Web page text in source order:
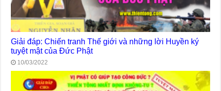
Giải đáp: Chiến tranh Thế giới và những lời Huyền ký
tuyệt mật của Đức Phật
10/03/2022